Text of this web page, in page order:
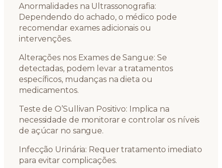
Anormalidades na Ultrassonografia:
Dependendo do achado, o médico pode
recomendar exames adicionais ou
intervenções.
Alterações nos Exames de Sangue: Se
detectadas, podem levar a tratamentos
específicos, mudanças na dieta ou
medicamentos.
Teste de O’Sullivan Positivo: Implica na
necessidade de monitorar e controlar os níveis
de açúcar no sangue.
Infecção Urinária: Requer tratamento imediato
para evitar complicações.